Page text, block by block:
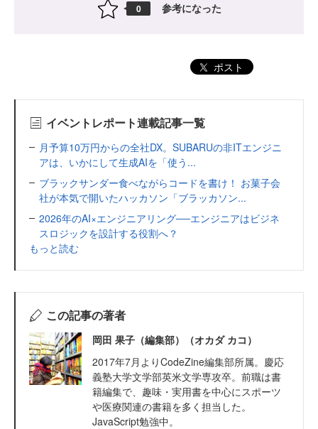
0 参考になった
ポスト
イベントレポート連載記事一覧
月予算10万円からの全社DX。SUBARUの非ITエンジニ
アは、いかにして生成AIを「使う...
ブラックサンダー食べながらコードを書け！ お菓子会
社が本気で開いたハッカソン「ブラッカソン...
2026年のAI×エンジニアリング──エンジニアはビジネ
スロジックを設計する役割へ？
もっと読む
この記事の著者
岡田 果子（編集部）（オカダ カコ）
2017年7月よりCodeZine編集部所属。慶応
義塾大学文学部英米文学専攻卒。前職は書
籍編集で、趣味・実用書を中心にスポーツ
や医療関連の書籍を多く担当した。
JavaScript勉強中。